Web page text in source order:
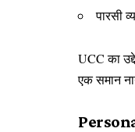
पारसी
UCC का
एक समान